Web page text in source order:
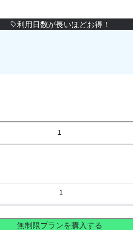
利用日数が長いほどお得！
1
無制限プランを購入する